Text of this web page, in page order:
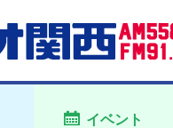
イベント